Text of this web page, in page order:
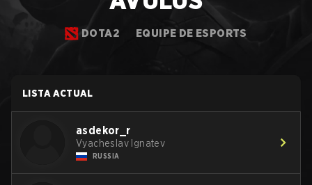
DOTA2 EQUIPE DE ESPORTS
LISTA ACTUAL
asdekor_r
Vyacheslav Ignatev
RUSSIA